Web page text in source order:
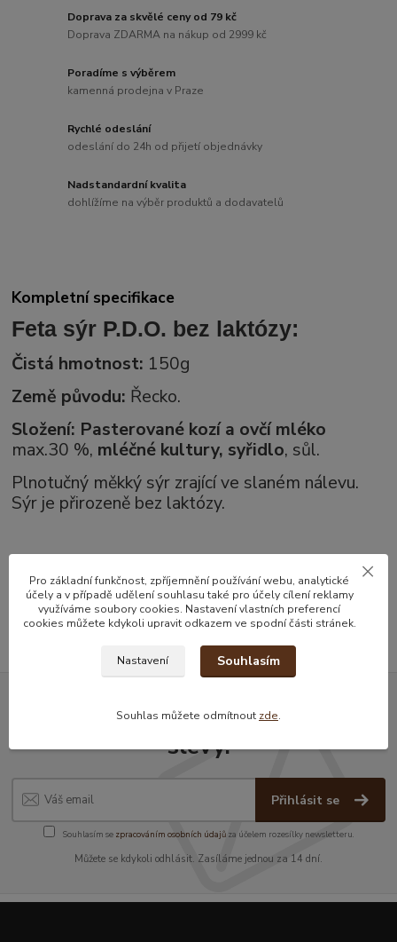
Doprava za skvělé ceny od 79 kč
Doprava ZDARMA na nákup od 2999 kč
Poradíme s výběrem
kamenná prodejna v Praze
Rychlé odeslání
odeslání do 24h od přijetí objednávky
Nadstandardní kvalita
dohlížíme na výběr produktů a dodavatelů
Kompletní specifikace
Feta sýr P.D.O. bez laktózy:
Čistá hmotnost: 150g
Země původu: Řecko.
Složení: Pasterované kozí a ovčí mléko
max.30 %, mléčné kultury, syřidlo, sůl.
Plnotučný měkký sýr zrající ve slaném nálevu.
Sýr je přirozeně bez laktózy.
Zboží zařazeno v kategoriích
Mléčné výrobky
Nepropásněte novinky, akce a
slevy!
Přihlásit se
Souhlasím se zpracováním osobních údajůza účelem rozesílky newsletteru.
Můžete se kdykoli odhlásit. Zasíláme jednou za 14 dní.
Pro základní funkčnost, zpříjemnění používání webu, analytické
účely a v případě udělení souhlasu také pro účely cílení reklamy
využíváme soubory cookies. Nastavení vlastních preferencí
cookies můžete kdykoli upravit odkazem ve spodní části stránek.
Nastavení Souhlasím
Souhlas můžete odmítnout zde.